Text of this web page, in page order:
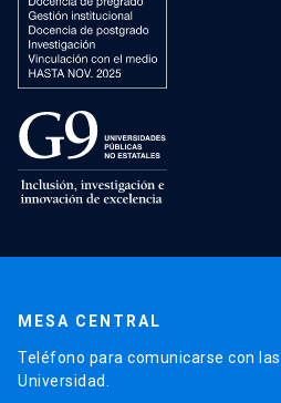
MESA CENTRAL
Teléfono para comunicarse con
Universidad.